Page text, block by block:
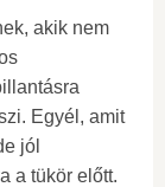
akik nem
Egyél, amit
jól
a tükör előtt.